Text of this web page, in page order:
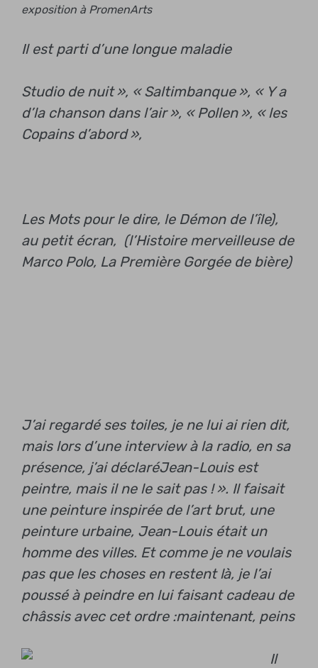
exposition à PromenArts
Il est parti d’une longue maladie
Studio de nuit », « Saltimbanque », « Y a
d’la chanson dans l’air », « Pollen », « les
Copains d’abord »,
Les Mots pour le dire, le Démon de l’île),
au petit écran, (l’Histoire merveilleuse de
Marco Polo, La Première Gorgée de bière)
J’ai regardé ses toiles, je ne lui ai rien dit,
mais lors d’une interview à la radio, en sa
présence, j’ai déclaréJean-Louis est
peintre, mais il ne le sait pas ! ». Il faisait
une peinture inspirée de l’art brut, une
peinture urbaine, Jean-Louis était un
homme des villes. Et comme je ne voulais
pas que les choses en restent là, je l’ai
poussé à peindre en lui faisant cadeau de
châssis avec cet ordre :maintenant, peins
Il